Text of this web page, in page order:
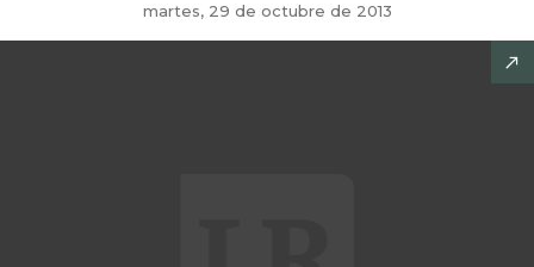
martes, 29 de octubre de 2013